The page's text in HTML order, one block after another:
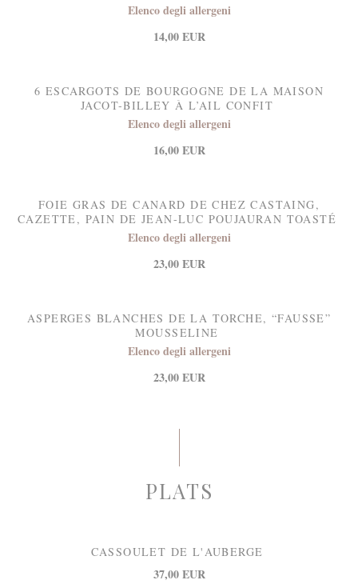
Elenco degli allergeni
14,00 EUR
6 ESCARGOTS DE BOURGOGNE DE LA MAISON
JACOT-BILLEY À L’AIL CONFIT
Elenco degli allergeni
16,00 EUR
FOIE GRAS DE CANARD DE CHEZ CASTAING,
CAZETTE, PAIN DE JEAN-LUC POUJAURAN TOASTÉ
Elenco degli allergeni
23,00 EUR
ASPERGES BLANCHES DE LA TORCHE, “FAUSSE”
MOUSSELINE
Elenco degli allergeni
23,00 EUR
PLATS
CASSOULET DE L'AUBERGE
37,00 EUR